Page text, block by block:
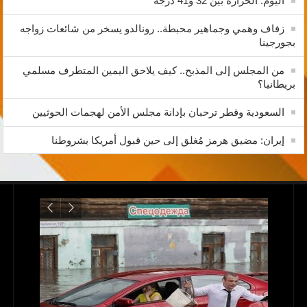
زفاف وهمي وجماهير محبطة.. رونالدو يسخر من شائعات زواجه
بجورجينا
من المجلس إلى المذبح.. كيف يلاحق اليمين المتطرف مسلمي
بريطانيا؟
السعودية وقطر ترحبان بإدانة مجلس الأمن لهجمات الحوثيين
إيران: مضيق هرمز مُغلق إلى حين قبول أمريكا بشروطنا